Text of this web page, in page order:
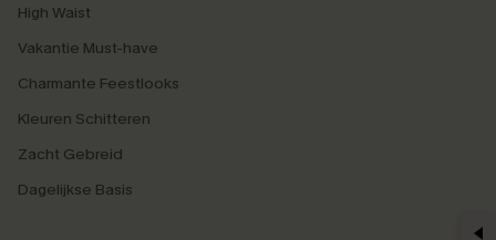
High Waist
Vakantie Must-have
Charmante Feestlooks
Kleuren Schitteren
Zacht Gebreid
Dagelijkse Basis